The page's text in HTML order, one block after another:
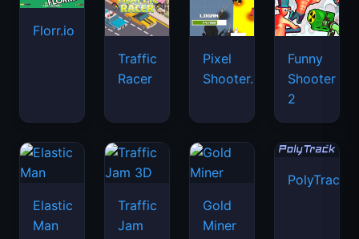
Florr.io
Traffic
Racer
Pixel
Shooter.IO
Funny
Shooter
2
Elastic
Man
Traffic
Jam
Gold
Miner
PolyTrack